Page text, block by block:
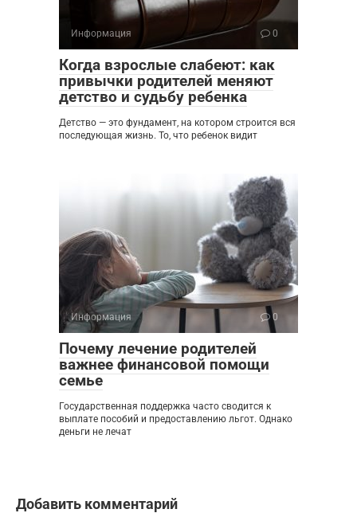
Информация 0
Когда взрослые слабеют: как
привычки родителей меняют
детство и судьбу ребенка
Детство — это фундамент, на котором строится вся
последующая жизнь. То, что ребенок видит
Информация 0
Почему лечение родителей
важнее финансовой помощи
семье
Государственная поддержка часто сводится к
выплате пособий и предоставлению льгот. Однако
деньги не лечат
Добавить комментарий